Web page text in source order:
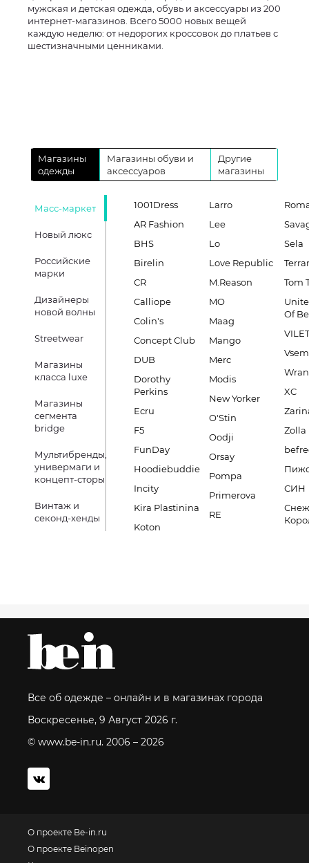
мужская и детская одежда, обувь и аксессуары из 200
интернет-магазинов. Всего 5000 новых вещей
каждую неделю: от недорогих кроссовок до платьев с
шестизначными ценниками.
Магазины
одежды
Магазины обуви и
аксессуаров
Другие
магазины
Масс-маркет
Новый люкс
Российские
марки
Дизайнеры
новой волны
Streetwear
Магазины
класса luxe
Магазины
сегмента
bridge
Мультибренды,
универмаги и
концепт-сторы
Винтаж и
секонд-хенды
1001Dress
AR Fashion
BHS
Birelin
CR
Calliope
Colin's
Concept Club
DUB
Dorothy
Perkins
Ecru
F5
FunDay
Hoodiebuddie
Incity
Kira Plastinina
Koton
Larro
Lee
Lo
Love Republic
M.Reason
MO
Maag
Mango
Merc
Modis
New Yorker
O'Stin
Oodji
Orsay
Pompa
Primerova
RE
Sela
Tom
Of
VILET
XC
Zolla
СИН
Все об одежде – онлайн и в магазинах города
Воскресенье, 9 Август 2026 г.
© www.be-in.ru. 2006 – 2026
О проекте Be-in.ru
О проекте Beinopen